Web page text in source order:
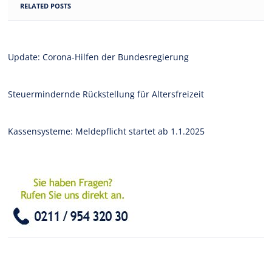
RELATED POSTS
Update: Corona-Hilfen der Bundesregierung
Steuermindernde Rückstellung für Altersfreizeit
Kassensysteme: Meldepflicht startet ab 1.1.2025